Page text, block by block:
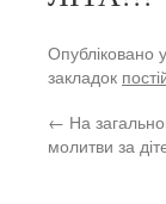
Опубліковано у
закладок
← На
молитви за